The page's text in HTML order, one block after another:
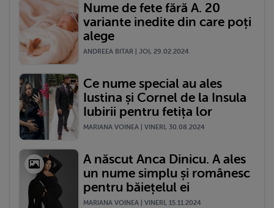
Nume de fete fără A. 20
variante inedite din care poți
alege
ANDREEA BITAR | JOI, 29.02.2024
Ce nume special au ales
Iustina și Cornel de la Insula
Iubirii pentru fetița lor
MARIANA VOINEA | VINERI, 30.08.2024
A născut Anca Dinicu. A ales
un nume simplu și românesc
pentru băiețelul ei
MARIANA VOINEA | VINERI, 15.11.2024